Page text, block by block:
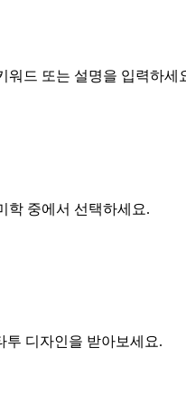
워드 또는 설명을 입력하세
학 중에서 선택하세요.
투 디자인을 받아보세요.